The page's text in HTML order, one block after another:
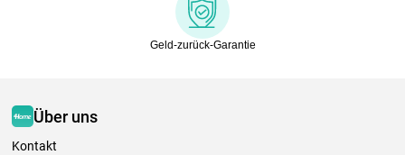
Geld-zurück-Garantie
Über uns
Kontakt